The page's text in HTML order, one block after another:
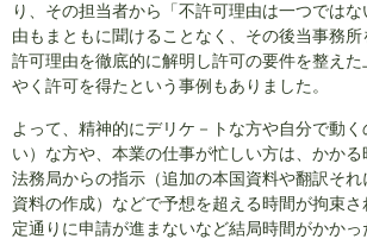
り、その担当者から「不許可理由は一つでは
由もまともに聞けることなく、その後当事務
許可理由を徹底的に解明し許可の要件を整えた
やく許可を得たという事例もありました。
よって、精神的にデリケ－トな方や自分で動く
い）な方や、本業の仕事が忙しい方は、かか
法務局からの指示（追加の本国資料や翻訳それ
資料の作成）などで予想を超える時間が拘束
定通りに申請が進まないなど結局時間がかか